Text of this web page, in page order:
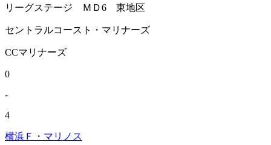
リーグステージ ＭＤ6 東地区
セントラルコースト・マリナーズ
CCマリナーズ
0
-
4
横浜Ｆ・マリノス